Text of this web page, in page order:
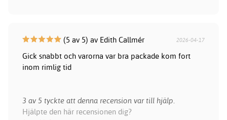
(5 av 5) av Edith Callmér 2026-04-17
Gick snabbt och varorna var bra packade kom fort
inom rimlig tid
3 av 5 tyckte att denna recension var till hjälp.
Hjälpte den här recensionen dig?